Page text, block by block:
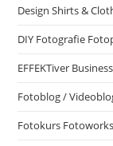
Design Shirts &
DIY Fotografie
EFFEKTiver
Fotoblog /
Fotokurs